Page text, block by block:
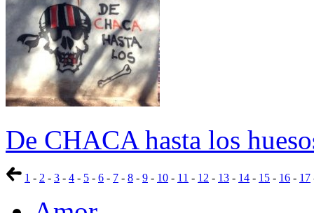
De CHACA hasta los
1 - 2 - 3 - 4 - 5 - 6 - 7 - 8 - 9 - 10 - 11 - 12 - 13 - 14 - 15 - 16 - 17